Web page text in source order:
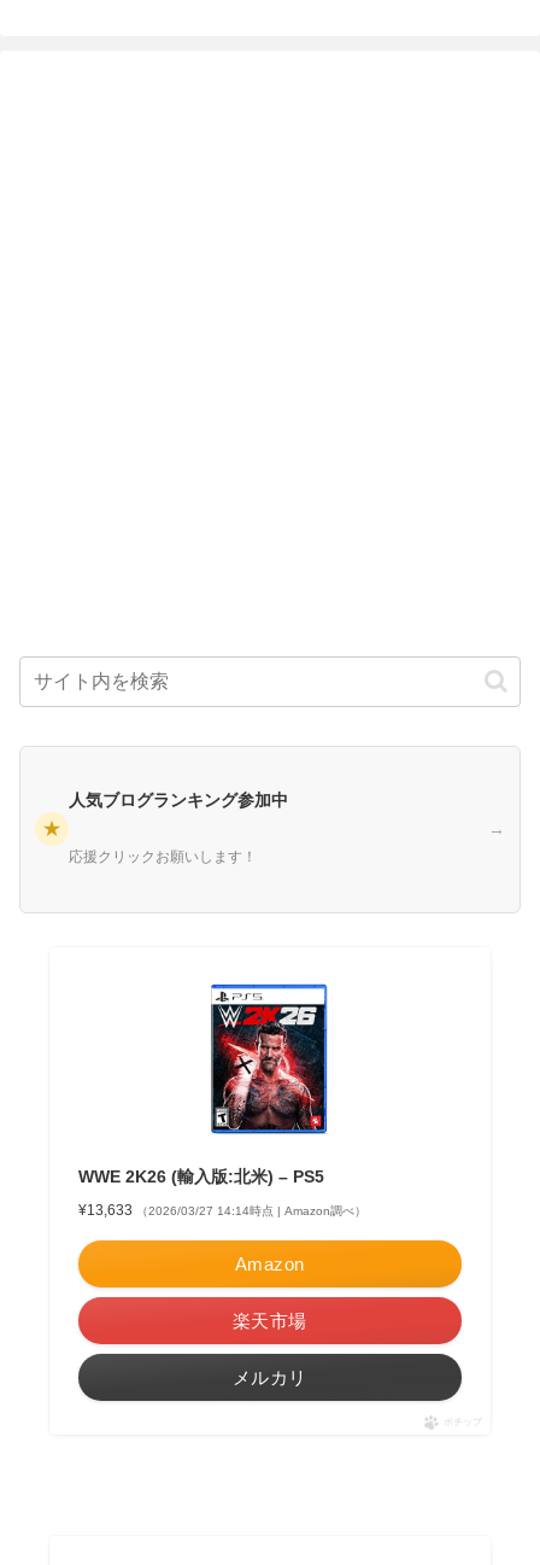
★
人気ブログランキング参加中
応援クリックお願いします！
→
WWE 2K26 (輸入版:北米) – PS5
¥13,633 （2026/03/27 14:14時点 | Amazon調べ）
Amazon
楽天市場
メルカリ
ポチップ